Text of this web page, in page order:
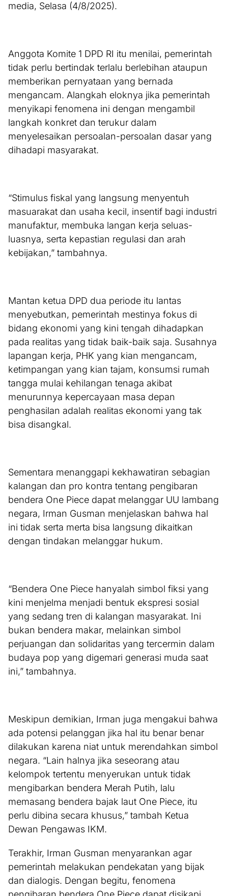
media, Selasa (4/8/2025).
Anggota Komite 1 DPD RI itu menilai, pemerintah
tidak perlu bertindak terlalu berlebihan ataupun
memberikan pernyataan yang bernada
mengancam. Alangkah eloknya jika pemerintah
menyikapi fenomena ini dengan mengambil
langkah konkret dan terukur dalam
menyelesaikan persoalan-persoalan dasar yang
dihadapi masyarakat.
“Stimulus fiskal yang langsung menyentuh
masuarakat dan usaha kecil, insentif bagi industri
manufaktur, membuka langan kerja seluas-
luasnya, serta kepastian regulasi dan arah
kebijakan,” tambahnya.
Mantan ketua DPD dua periode itu lantas
menyebutkan, pemerintah mestinya fokus di
bidang ekonomi yang kini tengah dihadapkan
pada realitas yang tidak baik-baik saja. Susahnya
lapangan kerja, PHK yang kian mengancam,
ketimpangan yang kian tajam, konsumsi rumah
tangga mulai kehilangan tenaga akibat
menurunnya kepercayaan masa depan
penghasilan adalah realitas ekonomi yang tak
bisa disangkal.
Sementara menanggapi kekhawatiran sebagian
kalangan dan pro kontra tentang pengibaran
bendera One Piece dapat melanggar UU lambang
negara, Irman Gusman menjelaskan bahwa hal
ini tidak serta merta bisa langsung dikaitkan
dengan tindakan melanggar hukum.
“Bendera One Piece hanyalah simbol fiksi yang
kini menjelma menjadi bentuk ekspresi sosial
yang sedang tren di kalangan masyarakat. Ini
bukan bendera makar, melainkan simbol
perjuangan dan solidaritas yang tercermin dalam
budaya pop yang digemari generasi muda saat
ini,” tambahnya.
Meskipun demikian, Irman juga mengakui bahwa
ada potensi pelanggan jika hal itu benar benar
dilakukan karena niat untuk merendahkan simbol
negara. “Lain halnya jika seseorang atau
kelompok tertentu menyerukan untuk tidak
mengibarkan bendera Merah Putih, lalu
memasang bendera bajak laut One Piece, itu
perlu dibina secara khusus,” tambah Ketua
Dewan Pengawas IKM.
Terakhir, Irman Gusman menyarankan agar
pemerintah melakukan pendekatan yang bijak
dan dialogis. Dengan begitu, fenomena